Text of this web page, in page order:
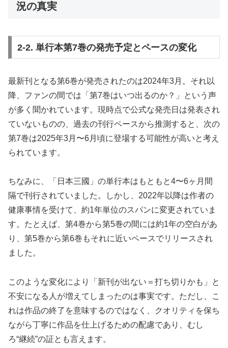
況の真実
2-2. 単行本第7巻の発売予定とペースの変化
最新刊となる第6巻が発売されたのは2024年3月。それ以
降、ファンの間では「第7巻はいつ出るのか？」という声
が多く聞かれています。現時点で公式な発売日は発表され
ていないものの、過去の刊行ペースから推測すると、次の
第7巻は2025年3月〜6月頃に登場する可能性が高いと考え
られています。
ちなみに、「日本三國」の単行本はもともと4〜6ヶ月間
隔で刊行されていました。しかし、2022年以降は作者の
健康事情を受けて、約1年単位のスパンに変更されていま
す。たとえば、第4巻から第5巻の間には約1年の空白があ
り、第5巻から第6巻もそれに近いペースでリリースされ
ました。
このような変化により「新刊が出ない＝打ち切りかも」と
不安になる人が増えてしまったのは事実です。ただし、こ
れは作品の終了を意味するのではなく、クオリティを保ち
ながら丁寧に作品を仕上げるための配慮であり、むし
ろ“継続”の証とも言えます。